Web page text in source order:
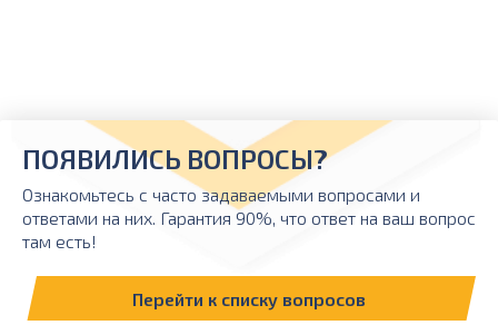
ПОЯВИЛИСЬ ВОПРОСЫ?
Ознакомьтесь с часто задаваемыми вопросами и
ответами на них. Гарантия 90%, что ответ на ваш вопрос
там есть!
Перейти к списку вопросов